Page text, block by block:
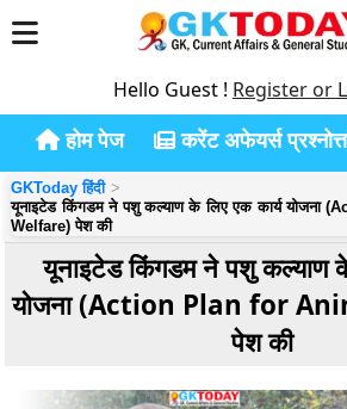
Hello Guest ! Register or
होम पेज करेंट अफेयर्स
GKToday हिंदी
यूनाइटेड किंगडम ने पशु कल्याण के लिए एक कार्य योजना
Welfare) पेश की
यूनाइटेड किंगडम ने पशु कल्याण
योजना (Action Plan for
पेश की